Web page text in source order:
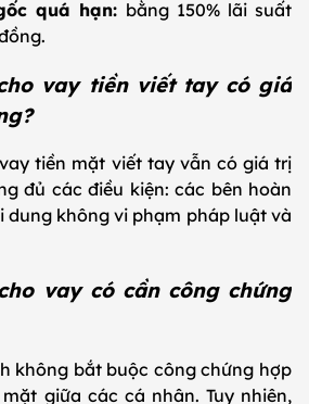
quá hạn: bằng 150% lãi suất
vay tiền viết tay có giá
tiền mặt viết tay vẫn có giá trị
đủ các điều kiện: các bên hoàn
dung không vi phạm pháp luật và
vay có cần công chứng
không bắt buộc công chứng hợp
giữa các cá nhân. Tuy nhiên,